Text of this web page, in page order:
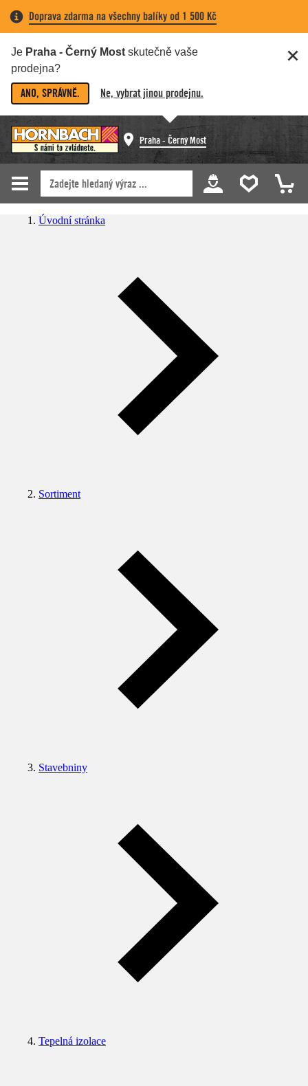
Doprava zdarma na všechny balíky od 1 500 Kč
Je Praha - Černý Most skutečně vaše
prodejna?
ANO, SPRÁVNĚ. Ne, vybrat jinou prodejnu.
Praha - Černý Most
Úvodní stránka
Sortiment
Stavebniny
Tepelná izolace